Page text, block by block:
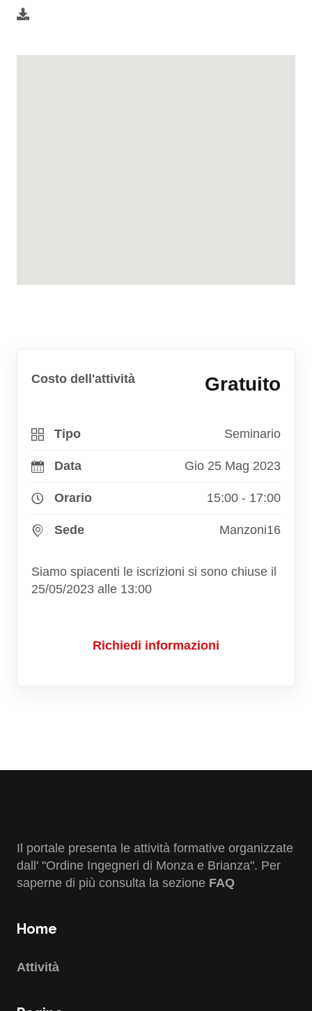
Costo dell'attività Gratuito
Tipo Seminario
Data Gio 25 Mag 2023
Orario 15:00 - 17:00
Sede Manzoni16
Siamo spiacenti le iscrizioni si sono chiuse il
25/05/2023 alle 13:00
Richiedi informazioni
Il portale presenta le attività formative organizzate
dall' "Ordine Ingegneri di Monza e Brianza". Per
saperne di più consulta la sezione FAQ
Home
Attività